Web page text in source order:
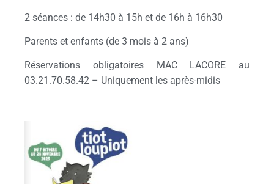
2 séances : de 14h30 à 15h et de 16h à 16h30
Parents et enfants (de 3 mois à 2 ans)
Réservations obligatoires MAC LACORE au
03.21.70.58.42 – Uniquement les après-midis